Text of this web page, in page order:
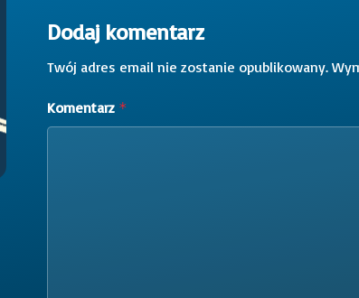
Dodaj komentarz
Twój adres email nie zostanie opublikowany.
Komentarz *